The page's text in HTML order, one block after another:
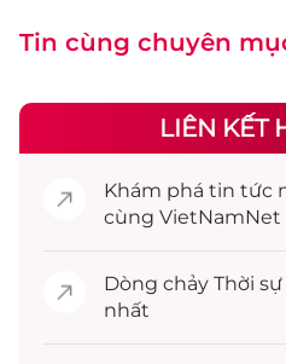
Tin cùng chuyên
LIÊN KẾT
Khám phá tin tức
cùng VietNamNet
Dòng chảy Thời sự
nhất